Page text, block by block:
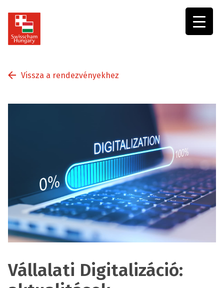
Vissza a rendezvényekhez
Vállalati Digitalizáció: